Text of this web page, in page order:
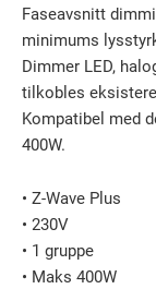
Faseavsnitt
minimums
Dimmer LED,
tilkobles
Kompatibel med
400W.
• Z-Wave Plus
• 230V
• 1 gruppe
• Maks 400W